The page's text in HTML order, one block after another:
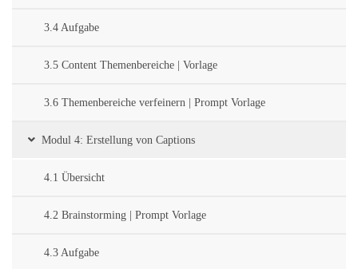
3.4 Aufgabe
3.5 Content Themenbereiche | Vorlage
3.6 Themenbereiche verfeinern | Prompt Vorlage
Modul 4: Erstellung von Captions
4.1 Übersicht
4.2 Brainstorming | Prompt Vorlage
4.3 Aufgabe